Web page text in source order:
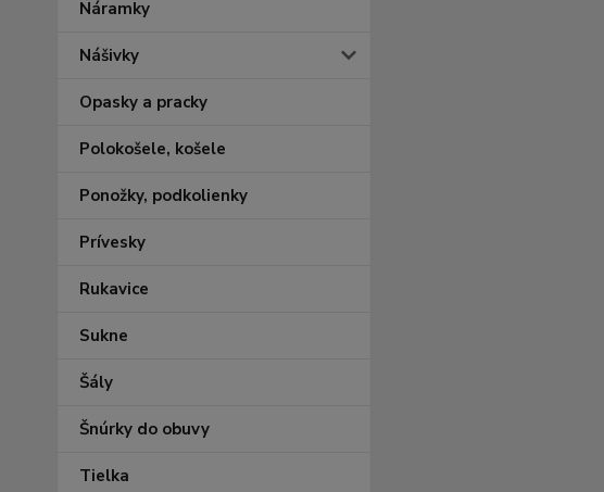
Náramky
Nášivky
Opasky a pracky
Polokošele, košele
Ponožky, podkolienky
Prívesky
Rukavice
Sukne
Šály
Šnúrky do obuvy
Tielka